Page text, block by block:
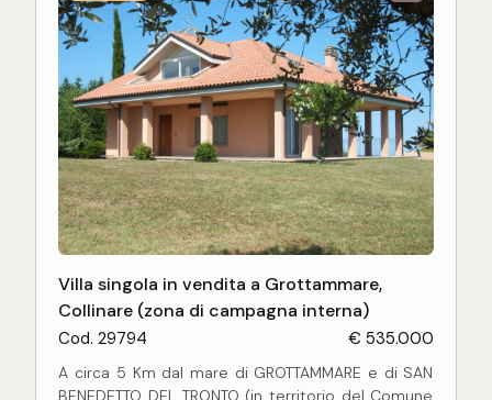
Villa singola in vendita a Grottammare,
Collinare (zona di campagna interna)
Cod. 29794 € 535.000
A circa 5 Km dal mare di GROTTAMMARE e di SAN
BENEDETTO DEL TRONTO (in territorio del Comune